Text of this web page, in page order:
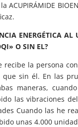
ENERGÉTICA AL
O SIN EL?
recibe la persona
que sin él. En las
maneras,
las vibraciones
Cuando las he
unas 4.000